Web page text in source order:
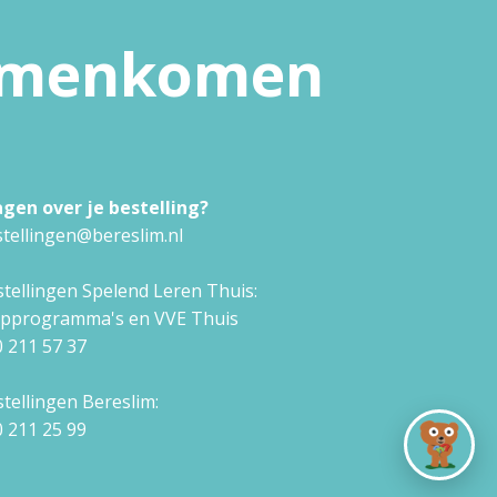
over je bestelling?
Spelend Leren Thuis:
en VVE Thuis
211 57 37
Bereslim:
211 25 99